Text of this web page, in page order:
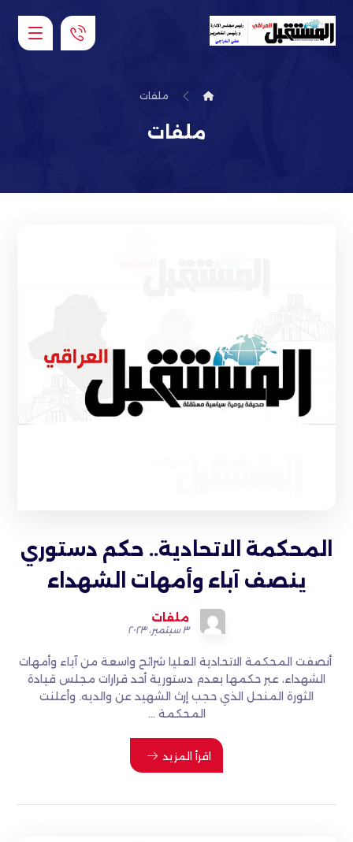
ملفات
ملفات
المحكمة الاتحادية.. حكم دستوري
ينصف آباء وأمهات الشهداء
ملفات
٣ سبتمبر، ٢٠٢٣
أنصفت المحكمة الاتحادية العليا شرائح واسعة من آباء وأمهات
الشهداء، عبر حكمها بعدم دستورية أحد قرارات مجلس قيادة
الثورة المنحل الذي حجب إرث الشهيد عن والديه. وأعلنت
المحكمة ...
اقرأ المزيد